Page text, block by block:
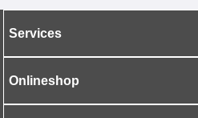
Services
Onlineshop